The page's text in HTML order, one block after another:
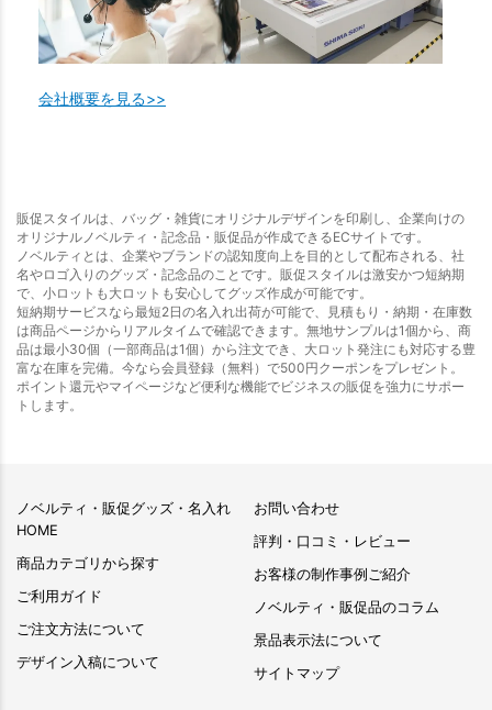
会社概要を見る>>
販促スタイルは、バッグ・雑貨にオリジナルデザインを印刷し、企業向けの
オリジナルノベルティ・記念品・販促品が作成できるECサイトです。
ノベルティとは、企業やブランドの認知度向上を目的として配布される、社
名やロゴ入りのグッズ・記念品のことです。販促スタイルは激安かつ短納期
で、小ロットも大ロットも安心してグッズ作成が可能です。
短納期サービスなら最短2日の名入れ出荷が可能で、見積もり・納期・在庫数
は商品ページからリアルタイムで確認できます。無地サンプルは1個から、商
品は最小30個（一部商品は1個）から注文でき、大ロット発注にも対応する豊
富な在庫を完備。今なら会員登録（無料）で500円クーポンをプレゼント。
ポイント還元やマイページなど便利な機能でビジネスの販促を強力にサポー
トします。
ノベルティ・販促グッズ・名入れ
HOME
商品カテゴリから探す
ご利用ガイド
ご注文方法について
デザイン入稿について
お問い合わせ
評判・口コミ・レビュー
お客様の制作事例ご紹介
ノベルティ・販促品のコラム
景品表示法について
サイトマップ